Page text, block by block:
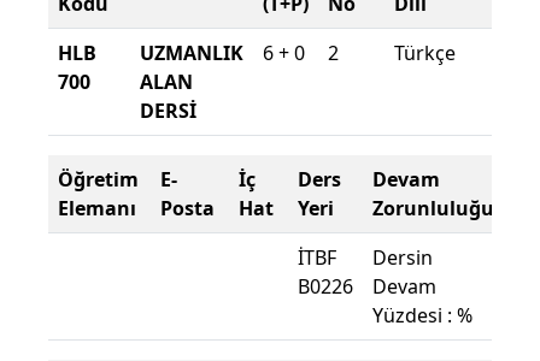
HLB
700
UZMANLIK
ALAN
DERSİ
6 + 0 2 Türkçe
Öğretim
Elemanı
E-
Posta
İç
Hat
Ders
Yeri
Devam
Zorunluluğu
İTBF
B0226
Dersin
Devam
Yüzdesi : %